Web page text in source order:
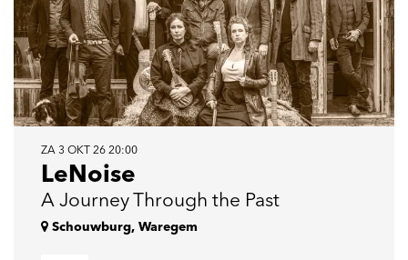
LeNoise
A Journey Through the Past
ZA 3 OKT 26 20:00
Schouwburg, Waregem